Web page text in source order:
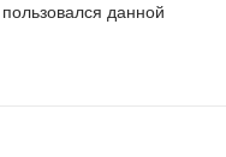
данной